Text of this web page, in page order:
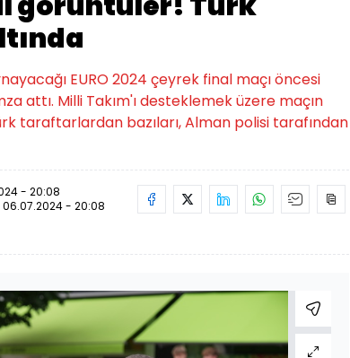
EURO 2024 çeyrek final maçı öncesi
attı. Milli Takım'ı desteklemek üzere maçın
taraftarlardan bazıları, Alman polisi tarafından
- 20:08
06.07.2024 - 20:08